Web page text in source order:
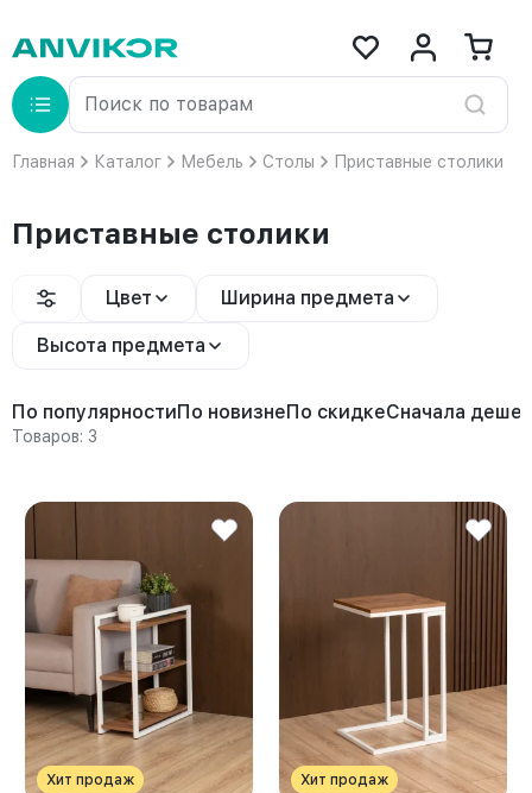
Главная Каталог Мебель Столы Приставные столики
Приставные столики
Цвет Ширина предмета
Высота предмета
По популярностиПо новизнеПо скидкеСначала
Товаров: 3
Хит продаж Хит продаж